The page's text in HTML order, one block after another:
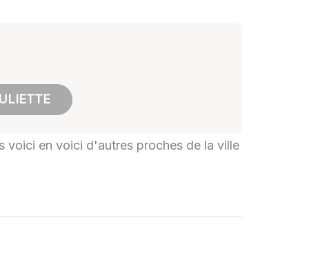
voici en voici d'autres proches de la ville